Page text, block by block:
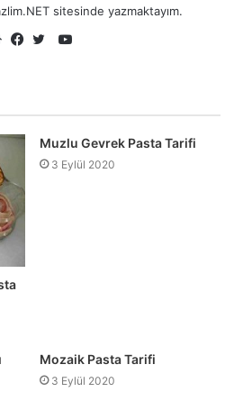
sitesinde yazmaktayım.
YouTube
Muzlu Gevrek Pasta Tarifi
3 Eylül 2020
Mozaik Pasta Tarifi
3 Eylül 2020